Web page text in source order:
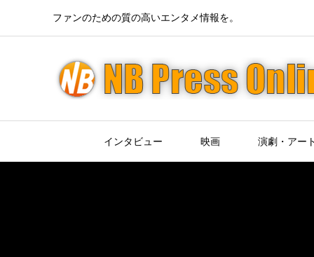
ファンのための質の高いエンタメ情報を。
インタビュー 映画 演劇・アー